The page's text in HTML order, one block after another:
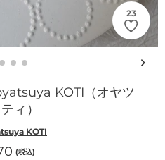
23
KOTI（オヤツ
ィ）
KOTI
通(税込)